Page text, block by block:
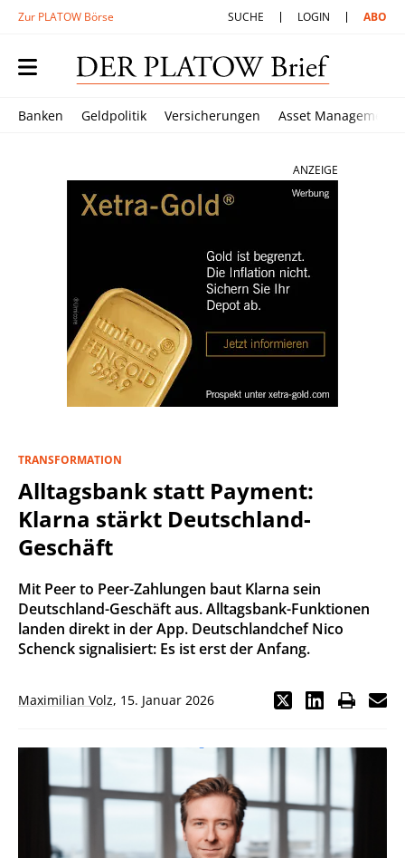
Zur PLATOW Börse SUCHE LOGIN ABO
Banken Geldpolitik Versicherungen Asset Management
ANZEIGE
TRANSFORMATION
Alltagsbank statt Payment:
Klarna stärkt Deutschland-
Geschäft
Mit Peer to Peer-Zahlungen baut Klarna sein
Deutschland-Geschäft aus. Alltagsbank-Funktionen
landen direkt in der App. Deutschlandchef Nico
Schenck signalisiert: Es ist erst der Anfang.
Maximilian Volz, 15. Januar 2026